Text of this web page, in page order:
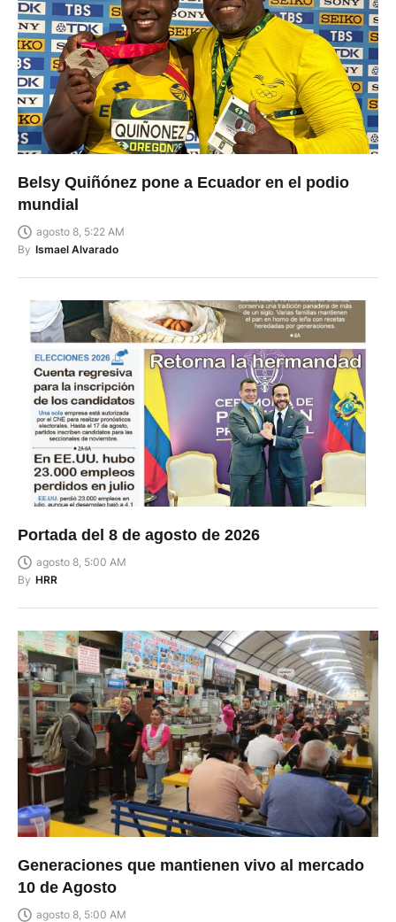
Belsy Quiñónez pone a Ecuador en el podio
mundial
agosto 8, 5:22 AM
By Ismael Alvarado
Portada del 8 de agosto de 2026
agosto 8, 5:00 AM
By HRR
Generaciones que mantienen vivo al mercado
10 de Agosto
agosto 8, 5:00 AM